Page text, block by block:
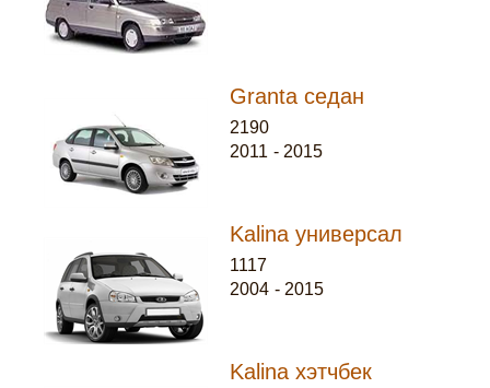
Granta седан
2190
2011 - 2015
Kalina универсал
1117
2004 - 2015
Kalina хэтчбек